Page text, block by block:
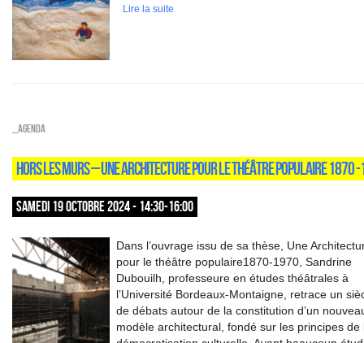
Lire la suite
_Agenda
HORS LES MURS – UNE ARCHITECTURE POUR LE THÉÂTRE POPULAIRE
SAMEDI 19 OCTOBRE 2024 - 14:30-16:00
Dans l’ouvrage issu de sa thèse, Une
pour le théâtre populaire1870-1970, Sandrine
Dubouilh, professeure en études théâtrales à
l’Université Bordeaux-Montaigne, retrace un
de débats autour de la constitution d’un
modèle architectural, fondé sur les principes de